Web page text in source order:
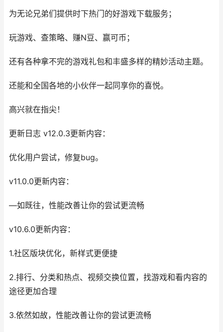
为无论兄弟们提供时下热门的好游戏下载服务；
玩游戏、查策略、赚N豆、赢可币；
还有各种拿不完的游戏礼包和丰盛多样的精妙活动主题。
还能和全国各地的小伙伴一起同享你的喜悦。
高兴就在指尖！
更新日志 v12.0.3更新内容：
优化用户尝试，修复bug。
v11.0.0更新内容：
—如既往，性能改善让你的尝试更流畅
v10.6.0更新内容：
1.社区版块优化，新样式更便捷
2.排行、分类和热点、视频交换位置，找游戏和看内容的
途径更加合理
3.依然如故，性能改善让你的尝试更流畅